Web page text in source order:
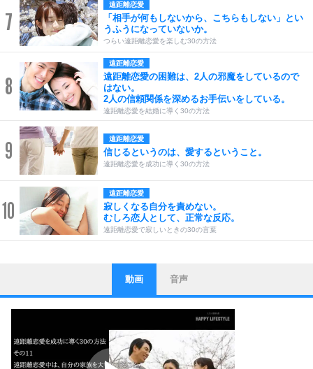
7
遠距離恋愛
「相手が何もしないから、こちらもしない」とい
うふうになっていないか。
つらい遠距離恋愛を楽しむ30の方法
8
遠距離恋愛
遠距離恋愛の困難は、2人の邪魔をしているので
はない。
2人の信頼関係を深めるお手伝いをしている。
遠距離恋愛を結婚に導く30の方法
9 遠距離恋愛
信じるというのは、愛するということ。
遠距離恋愛を成功に導く30の方法
10
遠距離恋愛
寂しくなる自分を責めない。
むしろ恋人として、正常な反応。
遠距離恋愛で寂しいときの30の言葉
1
ストレス対策
他人と比べない。
いっそのこと、他人を見ない。
いらいらしない人になる30の方法
プラス思考
ポジティブになれない原因は、行動しないから。
動画 音声